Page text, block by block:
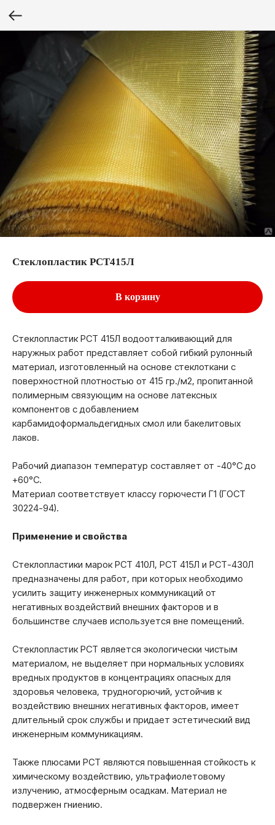
Стеклопластик РСТ415Л
В корзину
Стеклопластик РСТ 415Л водоотталкивающий для
наружных работ представляет собой гибкий рулонный
материал, изготовленный на основе стеклоткани с
поверхностной плотностью от 415 гр./м2, пропитанной
полимерным связующим на основе латексных
компонентов с добавлением
карбамидоформальдегидных смол или бакелитовых
лаков.
Рабочий диапазон температур составляет от -40°С до
+60°С.
Материал соответствует классу горючести Г1 (ГОСТ
30224-94).
Применение и свойства
Стеклопластики марок РСТ 410Л, РСТ 415Л и РСТ-430Л
предназначены для работ, при которых необходимо
усилить защиту инженерных коммуникаций от
негативных воздействий внешних факторов и в
большинстве случаев используется вне помещений.
Стеклопластик РСТ является экологически чистым
материалом, не выделяет при нормальных условиях
вредных продуктов в концентрациях опасных для
здоровья человека, трудногорючий, устойчив к
воздействию внешних негативных факторов, имеет
длительный срок службы и придает эстетический вид
инженерным коммуникациям.
Также плюсами РСТ являются повышенная стойкость к
химическому воздействию, ультрафиолетовому
излучению, атмосферным осадкам. Материал не
подвержен гниению.